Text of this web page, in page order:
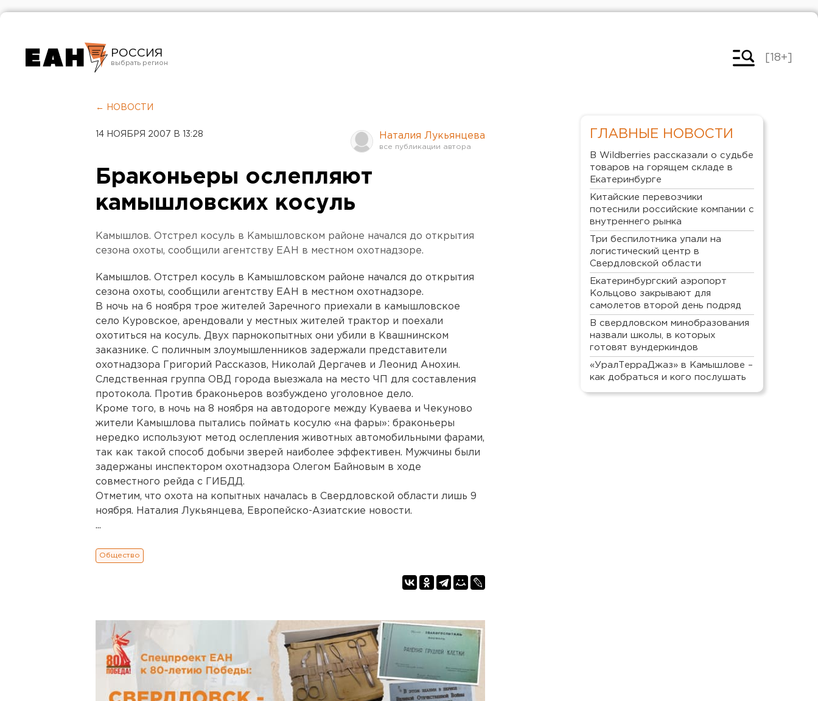
РОССИЯ
Челябинск
[18+]
← НОВОСТИ
14 НОЯБРЯ 2007 В 13:28 Наталия Лукьянцева
Браконьеры ослепляют
камышловских косуль
Камышлов. Отстрел косуль в Камышловском районе начался до открытия
сезона охоты, сообщили агентству ЕАН в местном охотнадзоре.
Камышлов. Отстрел косуль в Камышловском районе начался до открытия
сезона охоты, сообщили агентству ЕАН в местном охотнадзоре.
В ночь на 6 ноября трое жителей Заречного приехали в камышловское
село Куровское, арендовали у местных жителей трактор и поехали
охотиться на косуль. Двух парнокопытных они убили в Квашнинском
заказнике. С поличным злоумышленников задержали представители
охотнадзора Григорий Рассказов, Николай Дергачев и Леонид Анохин.
Следственная группа ОВД города выезжала на место ЧП для составления
протокола. Против браконьеров возбуждено уголовное дело.
Кроме того, в ночь на 8 ноября на автодороге между Куваева и Чекуново
жители Камышлова пытались поймать косулю «на фары»: браконьеры
нередко используют метод ослепления животных автомобильными фарами,
так как такой способ добычи зверей наиболее эффективен. Мужчины были
задержаны инспектором охотнадзора Олегом Байновым в ходе
совместного рейда с ГИБДД.
Отметим, что охота на копытных началась в Свердловской области лишь 9
ноября. Наталия Лукьянцева, Европейско-Азиатские новости.
...
Общество
ГЛАВНЫЕ НОВОСТИ
В Wildberries рассказали о судьбе
товаров на горящем складе в
Екатеринбурге
Китайские перевозчики
потеснили российские компании с
внутреннего рынка
Три беспилотника упали на
логистический центр в
Свердловской области
Екатеринбургский аэропорт
Кольцово закрывают для
самолетов второй день подряд
В свердловском минобразования
назвали школы, в которых
готовят вундеркиндов
«УралТерраДжаз» в Камышлове –
как добраться и кого послушать